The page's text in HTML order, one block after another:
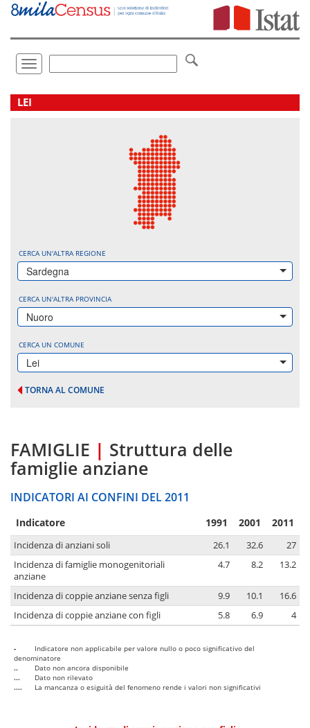
Vai
direttamente
Toggle
navigation
LEI
CERCA UN'ALTRA REGIONE
Sardegna
CERCA UN'ALTRA PROVINCIA
Nuoro
CERCA UN COMUNE
Lei
TORNA AL COMUNE
FAMIGLIE | Struttura delle
famiglie anziane
INDICATORI AI CONFINI DEL 2011
Indicatore 1991 2001 2011
Incidenza di anziani soli 26.1 32.6
27
Incidenza di famiglie monogenitoriali
anziane
4.7 8.2 13.2
Incidenza di coppie anziane senza figli 9.9 10.1
16.6
Incidenza di coppie anziane con figli
5.8 6.9 4
-
Indicatore non applicabile per valore nullo o poco significativo del
denominatore
..
Dato non ancora disponibile
...
Dato non rilevato
....
La mancanza o esiguità del fenomeno rende i valori non significativi